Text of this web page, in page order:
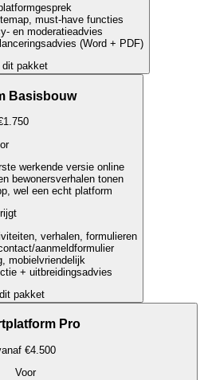
must-have functies
en moderatieadvies
(Word + PDF)
dit pakket
Basisbouw
werkende versie online
bewonersverhalen tonen
wel een echt platform
verhalen, formulieren
aanmeldformulier
mobielvriendelijk
+ uitbreidingsadvies
pakket
Pro
€4.500
Voor